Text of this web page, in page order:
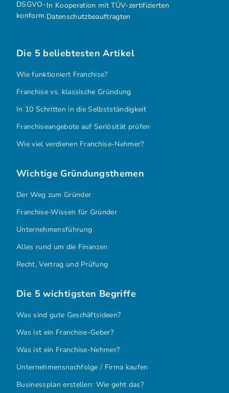
In Kooperation mit TÜV-zertifizierten
Datenschutzbeauftragten
Die 5 beliebtesten Artikel
Wie funktioniert Franchise?
Franchise vs. klassische Gründung
In 10 Schritten in die Selbstständigkeit
Franchiseangebote auf Seriösität prüfen
Wie viel verdienen Franchise-Nehmer?
Wichtige Gründungsthemen
Der Weg zum Gründer
Franchise-Wissen für Gründer
Unternehmensführung
Alles rund um die Finanzen
Recht, Vertrag und Prüfung
Die 5 wichtigsten Begriffe
Was sind gute Geschäftsideen?
Was ist ein Franchise-Geber?
Was ist ein Franchise-Nehmer?
Unternehmensnachfolge / Firma kaufen
Businessplan erstellen: Wie geht das?